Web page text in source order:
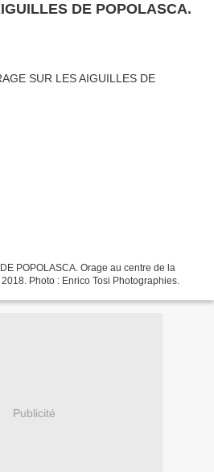
DE POPOLASCA.
POPOLASCA. Orage au centre de la
Photo : Enrico Tosi Photographies.
Publicité